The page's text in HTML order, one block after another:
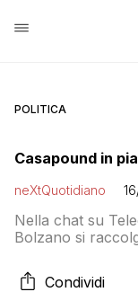
POLITICA
Casapound in
neXtQuotidiano
Nella chat su
Bolzano si
40 euro circa la
Condividi